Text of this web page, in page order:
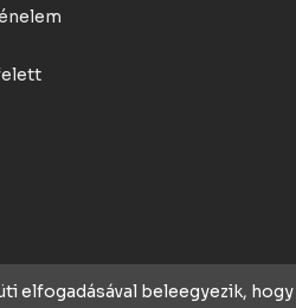
elfogadásával beleegyezik,